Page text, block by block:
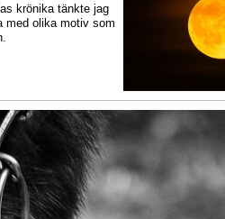
krönika tänkte jag
med olika motiv som